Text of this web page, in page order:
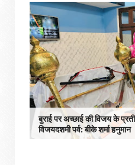
बुराई पर अच्छाई की विजय के
विजयदशमी पर्व: बीके शर्मा हनुमान